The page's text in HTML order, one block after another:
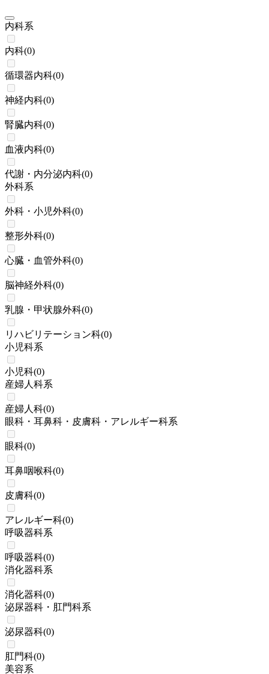
内科系
内科(0)
循環器内科(0)
神経内科(0)
腎臓内科(0)
血液内科(0)
代謝・内分泌内科(0)
外科系
外科・小児外科(0)
整形外科(0)
心臓・血管外科(0)
脳神経外科(0)
乳腺・甲状腺外科(0)
リハビリテーション科(0)
小児科系
小児科(0)
産婦人科系
産婦人科(0)
眼科・耳鼻科・皮膚科・アレルギー科系
眼科(0)
耳鼻咽喉科(0)
皮膚科(0)
アレルギー科(0)
呼吸器科系
呼吸器科(0)
消化器科系
消化器科(0)
泌尿器科・肛門科系
泌尿器科(0)
肛門科(0)
美容系